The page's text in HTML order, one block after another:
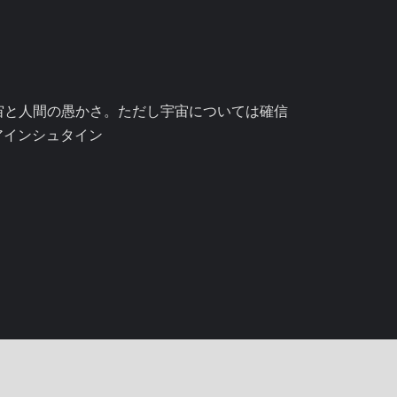
と人間の愚かさ。ただし宇宙については確信
ンシュタイン